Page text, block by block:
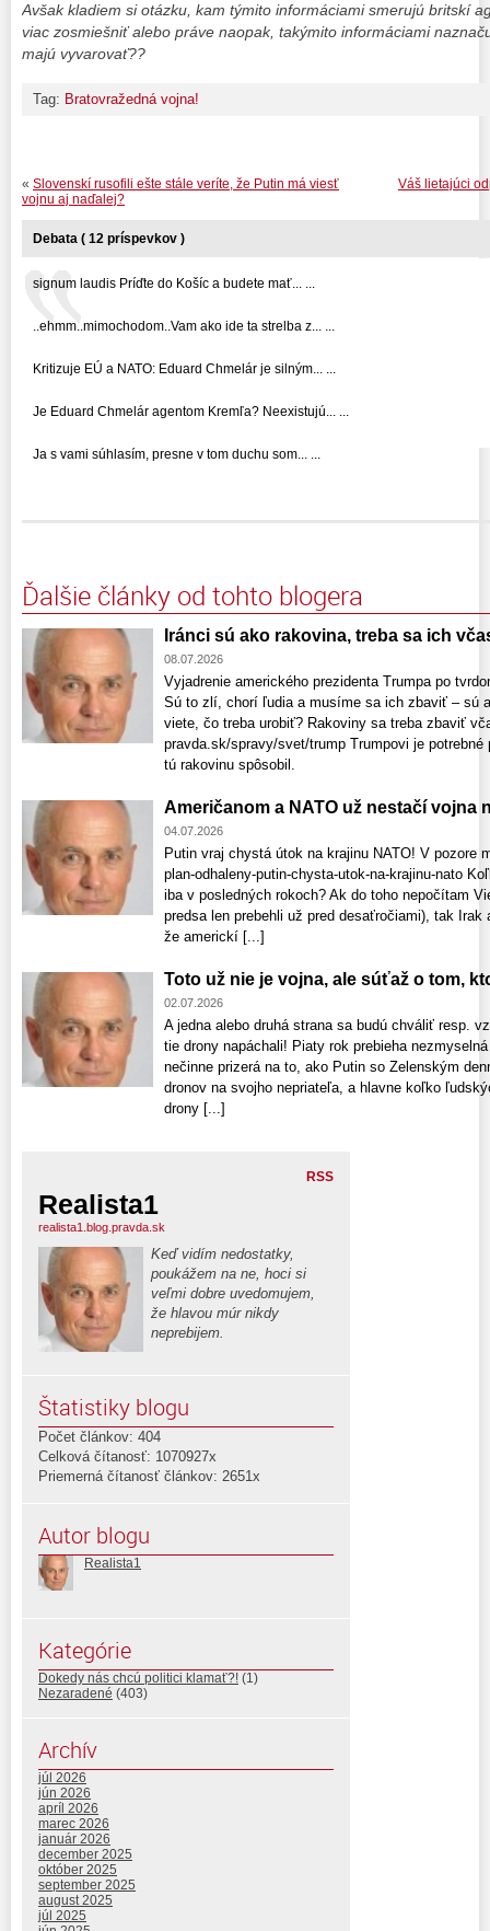
Avšak kladiem si otázku, kam týmito informáciami smerujú britskí
viac zosmiešniť alebo práve naopak, takýmito informáciami
majú vyvarovať??
Tag: Bratovražedná vojna!
Váš lietajúci
« Slovenskí rusofili ešte stále veríte, že Putin má viesť
vojnu aj naďalej?
Debata ( 12 príspevkov )
signum laudis Príďte do Košíc a budete mať... ...
..ehmm..mimochodom..Vam ako ide ta strelba z... ...
Kritizuje EÚ a NATO: Eduard Chmelár je silným... ...
Je Eduard Chmelár agentom Kremľa? Neexistujú... ...
Ja s vami súhlasím, presne v tom duchu som... ...
Ďalšie články od tohto blogera
Iránci sú ako rakovina, treba sa ich
08.07.2026
Vyjadrenie amerického prezidenta Trumpa po
Sú to zlí, chorí ľudia a musíme sa ich zbaviť – sú
viete, čo treba urobiť? Rakoviny sa treba zbaviť
pravda.sk/spravy/svet/trump Trumpovi je
tú rakovinu spôsobil.
Američanom a NATO už nestačí vojna
04.07.2026
Putin vraj chystá útok na krajinu NATO! V
plan-odhaleny-putin-chysta-utok-na-krajinu-nato
iba v posledných rokoch? Ak do toho nepočítam
predsa len prebehli už pred desaťročiami), tak
že americkí [...]
Toto už nie je vojna, ale súťaž o tom,
02.07.2026
A jedna alebo druhá strana sa budú chváliť resp.
tie drony napáchali! Piaty rok prebieha
nečinne prizerá na to, ako Putin so Zelenským
dronov na svojho nepriateľa, a hlavne koľko
drony [...]
RSS
Realista1
realista1.blog.pravda.sk
Keď vidím nedostatky,
poukážem na ne, hoci si
veľmi dobre uvedomujem,
že hlavou múr nikdy
neprebijem.
Štatistiky blogu
Počet článkov: 404
Celková čítanosť: 1070927x
Priemerná čítanosť článkov: 2651x
Autor blogu
Realista1
Kategórie
Dokedy nás chcú politici klamať?! (1)
Nezaradené (403)
Archív
júl 2026
jún 2026
apríl 2026
marec 2026
január 2026
december 2025
október 2025
september 2025
august 2025
júl 2025